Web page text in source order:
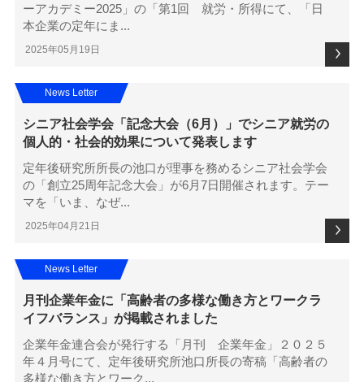
ーアカデミー2025」の「第1回 就労・所得にて、「日
本企業の定年にま...
2025年05月19日
シニア社会学会「記念大会（6月）」でシニア就労の
個人的・社会的効果について発表します
定年後研究所所長の池口が理事を務めるシニア社会学会
の「創立25周年記念大会」が6月7日開催されます。テー
マを「いま、なぜ...
2025年04月21日
News Letter
月刊企業年金に「高齢者の多様な働き方とワークラ
イフバランス」が掲載されました
企業年金連合会が発行する「月刊 企業年金」２０２５
年４月号にて、定年後研究所池口所長の寄稿「高齢者の
多様な働き方とワーク...
News Letter